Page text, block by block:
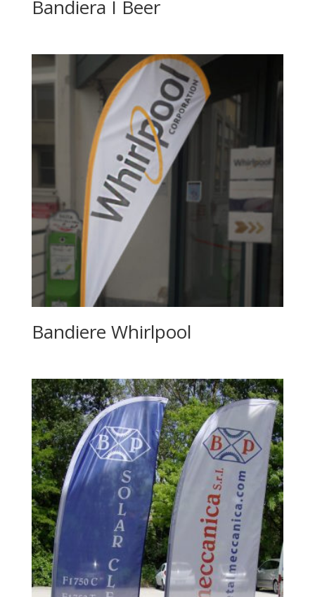
Bandiera I Beer
Bandiere Whirlpool